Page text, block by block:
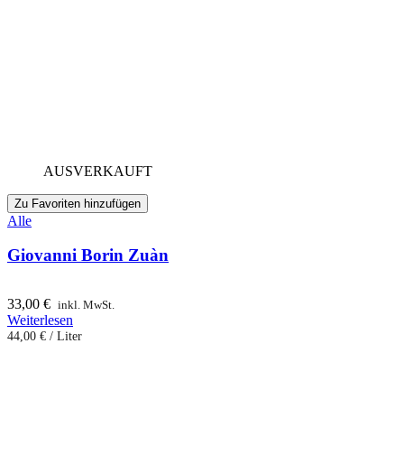
AUSVERKAUFT
Zu Favoriten hinzufügen
Alle
Giovanni Borin Zuàn
33,00 € inkl. MwSt.
Weiterlesen
44,00 € / Liter